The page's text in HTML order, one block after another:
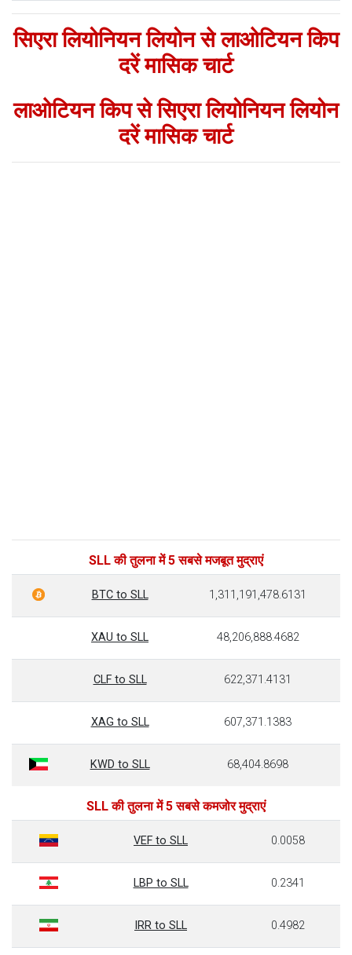
सिएरा लियोनियन लियोन से लाओटियन किप
दरें मासिक चार्ट
लाओटियन किप से सिएरा लियोनियन लियोन
दरें मासिक चार्ट
SLL की तुलना में 5 सबसे मजबूत मुद्राएं
BTC to SLL 1,311,191,478.6131
XAU to SLL 48,206,888.4682
CLF to SLL 622,371.4131
XAG to SLL 607,371.1383
KWD to SLL 68,404.8698
SLL की तुलना में 5 सबसे कमजोर मुद्राएं
VEF to SLL 0.0058
LBP to SLL 0.2341
IRR to SLL 0.4982